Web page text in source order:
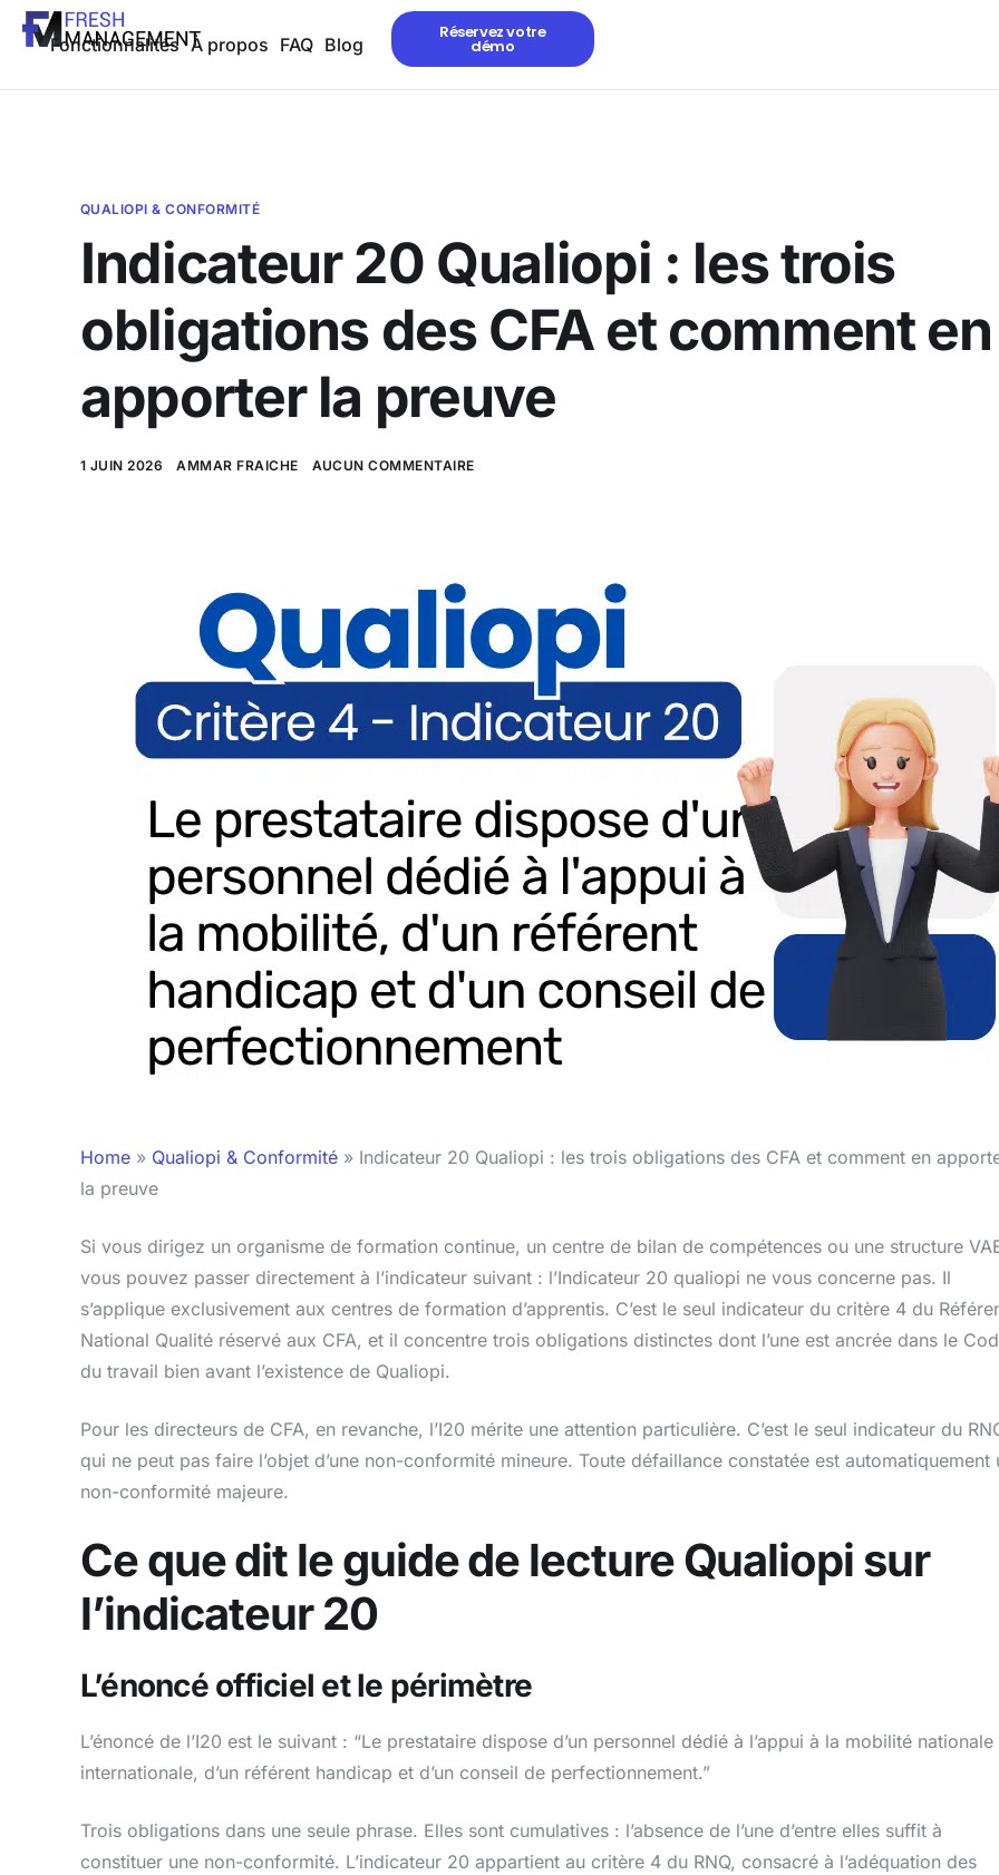
Fonctionnalités À propos FAQ Blog
Réservez votre
démo
QUALIOPI & CONFORMITÉ
Indicateur 20 Qualiopi : les trois
obligations des CFA et comment en
apporter la preuve
1 JUIN 2026 AMMAR FRAICHE AUCUN COMMENTAIRE
Home » Qualiopi & Conformité » Indicateur 20 Qualiopi : les trois obligations des CFA et comment en
la preuve
Si vous dirigez un organisme de formation continue, un centre de bilan de compétences ou une structure
vous pouvez passer directement à l’indicateur suivant : l’Indicateur 20 qualiopi ne vous concerne pas. Il
s’applique exclusivement aux centres de formation d’apprentis. C’est le seul indicateur du critère 4 du
National Qualité réservé aux CFA, et il concentre trois obligations distinctes dont l’une est ancrée dans le
du travail bien avant l’existence de Qualiopi.
Pour les directeurs de CFA, en revanche, l’I20 mérite une attention particulière. C’est le seul indicateur du
qui ne peut pas faire l’objet d’une non-conformité mineure. Toute défaillance constatée est automatiquement
non-conformité majeure.
Ce que dit le guide de lecture Qualiopi sur
l’indicateur 20
L’énoncé officiel et le périmètre
L’énoncé de l’I20 est le suivant : “Le prestataire dispose d’un personnel dédié à l’appui à la mobilité nationale
internationale, d’un référent handicap et d’un conseil de perfectionnement.”
Trois obligations dans une seule phrase. Elles sont cumulatives : l’absence de l’une d’entre elles suffit à
constituer une non-conformité. L’indicateur 20 appartient au critère 4 du RNQ, consacré à l’adéquation des